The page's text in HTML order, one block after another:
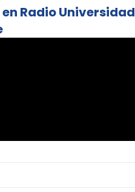
en Radio Universidad